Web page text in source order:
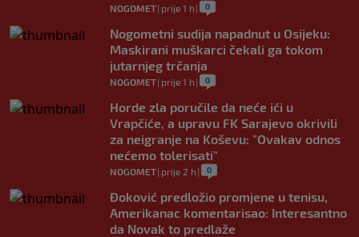
NOGOMET| prije 1 h | 0
Nogometni sudija napadnut u Osijeku:
Maskirani muškarci čekali ga tokom
jutarnjeg trčanja
NOGOMET| prije 1 h | 0
Horde zla poručile da neće ići u
Vrapčiće, a upravu FK Sarajevo okrivili
za neigranje na Koševu: "Ovakav odnos
nećemo tolerisati"
NOGOMET| prije 2 h | 0
Đoković predložio promjene u tenisu,
Amerikanac komentarisao: Interesantno
da Novak to predlaže